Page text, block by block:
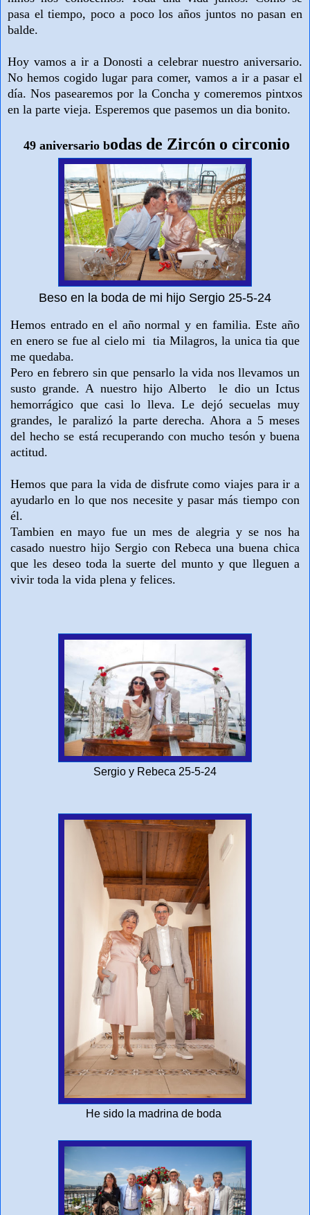
pasa el tiempo, poco a poco los años juntos no pasan en
balde.
Hoy vamos a ir a Donosti a celebrar nuestro aniversario.
No hemos cogido lugar para comer, vamos a ir a pasar el
día. Nos pasearemos por la Concha y comeremos pintxos
en la parte vieja. Esperemos que pasemos un dia bonito.
49 aniversario bodas de Zircón o circonio
Beso en la boda de mi hijo Sergio 25-5-24
Hemos entrado en el año normal y en familia. Este año
en enero se fue al cielo mi tia Milagros, la unica tia que
me quedaba.
Pero en febrero sin que pensarlo la vida nos llevamos un
susto grande. A nuestro hijo Alberto le dio un Ictus
hemorrágico que casi lo lleva. Le dejó secuelas muy
grandes, le paralizó la parte derecha. Ahora a 5 meses
del hecho se está recuperando con mucho tesón y buena
actitud.
Hemos que para la vida de disfrute como viajes para ir a
ayudarlo en lo que nos necesite y pasar más tiempo con
él.
Tambien en mayo fue un mes de alegria y se nos ha
casado nuestro hijo Sergio con Rebeca una buena chica
que les deseo toda la suerte del munto y que lleguen a
vivir toda la vida plena y felices.
Sergio y Rebeca 25-5-24
He sido la madrina de boda